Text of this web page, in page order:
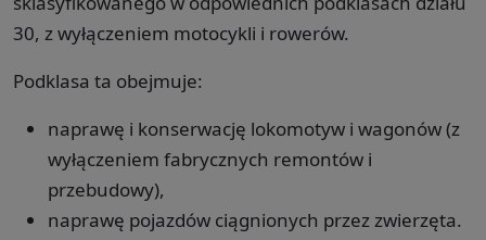
30, z wyłączeniem motocykli i rowerów.
Podklasa ta obejmuje:
naprawę i konserwację lokomotyw i wagonów (z
wyłączeniem fabrycznych remontów i
przebudowy),
naprawę pojazdów ciągnionych przez zwierzęta.